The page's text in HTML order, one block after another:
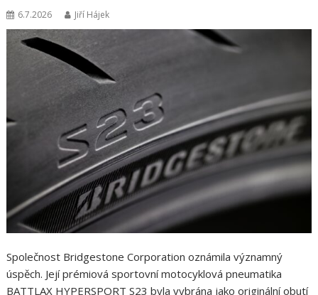
6.7.2026 Jiří Hájek
Společnost Bridgestone Corporation oznámila významný
úspěch. Její prémiová sportovní motocyklová pneumatika
BATTLAX HYPERSPORT S23 byla vybrána jako originální obutí